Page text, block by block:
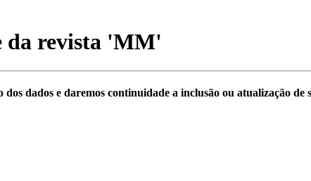
da revista 'MM'
dados e daremos continuidade a inclusão ou atualização de